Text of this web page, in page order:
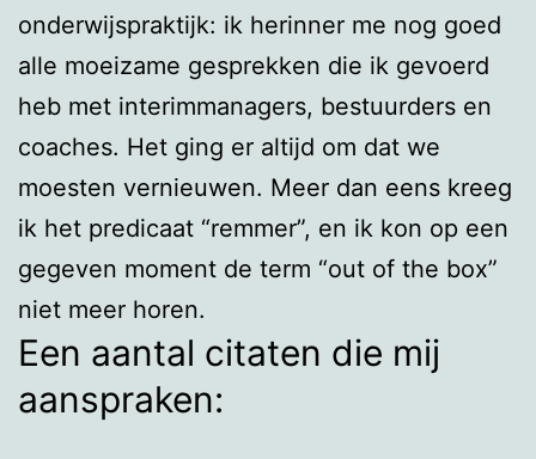
onderwijspraktijk: ik herinner me nog goed
alle moeizame gesprekken die ik gevoerd
heb met interimmanagers, bestuurders en
coaches. Het ging er altijd om dat we
moesten vernieuwen. Meer dan eens kreeg
ik het predicaat “remmer”, en ik kon op een
gegeven moment de term “out of the box”
niet meer horen.
Een aantal citaten die mij
aanspraken: